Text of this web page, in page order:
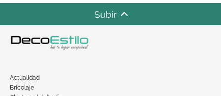
Subir
Actualidad
Bricolaje